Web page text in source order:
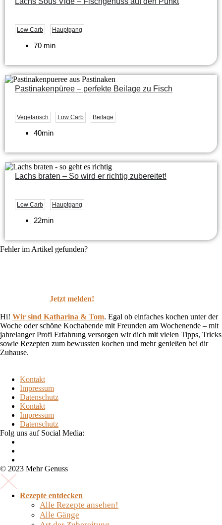
Low Carb Hauptgang
70 min
Pastinakenpüree – perfekte Beilage zu Fisch
Vegetarisch Low Carb Beilage
40min
Lachs braten – So wird er richtig zubereitet!
Low Carb Hauptgang
22min
Fehler im Artikel gefunden?
Jetzt melden!
Hi! Wir sind Katharina & Tom. Egal ob einfaches kochen unter der
Woche oder schöne Kochabende mit Freunden am Wochenende – mit
jahrelanger Profi Erfahrung versorgen wir dich mit vielen Tipps, Tricks
sowie Rezepten zum bewussten kochen und mehr genießen bei dir
Zuhause.
Kontakt
Impressum
Datenschutz
Kontakt
Impressum
Datenschutz
Folg uns auf Social Media:
© 2023 Mehr Genuss
Rezepte entdecken
Alle Rezepte ansehen!
Alle Gänge